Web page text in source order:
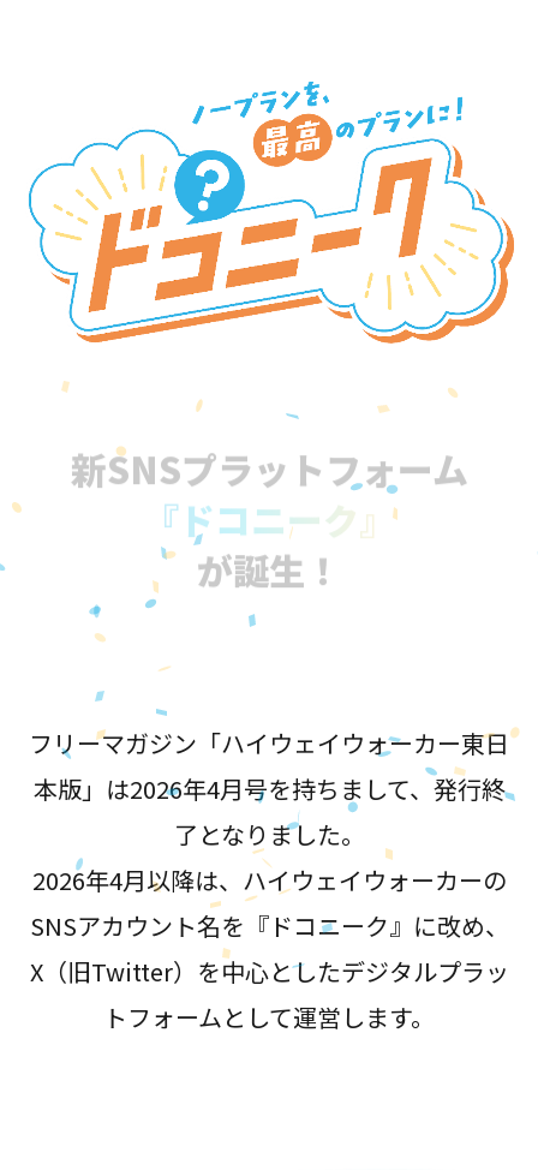
新SNSプラットフォーム
『ドコニーク』
が誕生！
フリーマガジン「ハイウェイウォーカー東日
本版」は2026年4月号を持ちまして、発行終
了となりました。
2026年4月以降は、ハイウェイウォーカーの
SNSアカウント名を『ドコニーク』に改め、
X（旧Twitter）を中心としたデジタルプラッ
トフォームとして運営します。